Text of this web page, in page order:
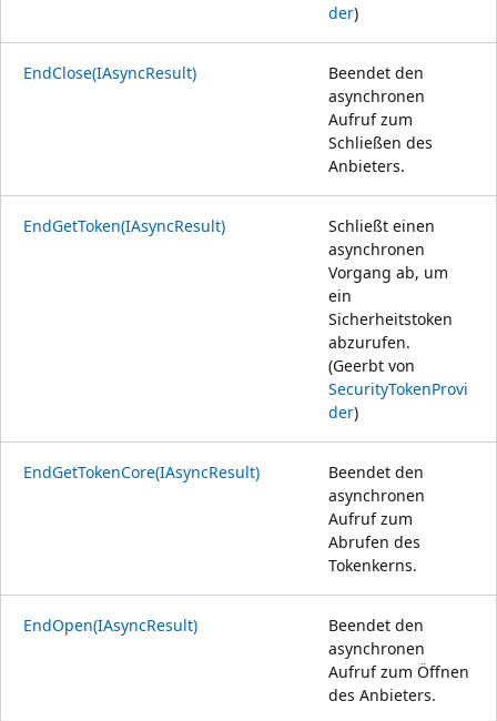
der)
EndClose(IAsyncResult)
Beendet den
asynchronen
Aufruf zum
Schließen des
Anbieters.
EndGetToken(IAsyncResult)
Schließt einen
asynchronen
Vorgang ab, um
ein
Sicherheitstoken
abzurufen.
(Geerbt von
SecurityTokenProvi
der)
EndGetTokenCore(IAsyncResult)
Beendet den
asynchronen
Aufruf zum
Abrufen des
Tokenkerns.
EndOpen(IAsyncResult)
Beendet den
asynchronen
Aufruf zum Öffnen
des Anbieters.